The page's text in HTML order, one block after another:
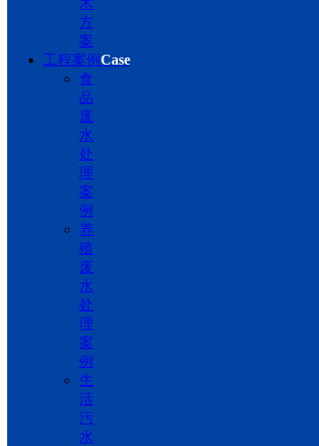
方
案
工程案例 Case
食
品
废
水
处
理
案
例
养
殖
废
水
处
理
案
例
生
活
污
水